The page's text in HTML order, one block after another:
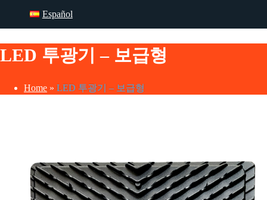
Español
LED 투광기 – 보급형
Home » LED 투광기 – 보급형